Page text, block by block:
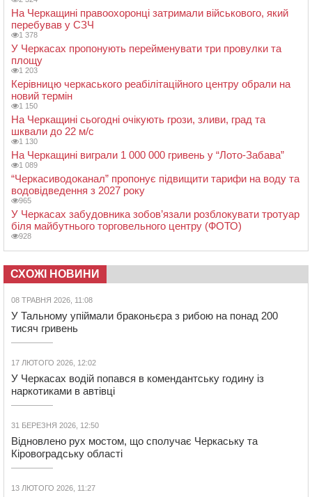
На Черкащині правоохоронці затримали військового, який
перебував у СЗЧ
1 378
У Черкасах пропонують перейменувати три провулки та
площу
1 203
Керівницю черкаського реабілітаційного центру обрали на
новий термін
1 150
На Черкащині сьогодні очікують грози, зливи, град та
шквали до 22 м/с
1 130
На Черкащині виграли 1 000 000 гривень у “Лото-Забава”
1 089
“Черкасиводоканал” пропонує підвищити тарифи на воду та
водовідведення з 2027 року
965
У Черкасах забудовника зобов’язали розблокувати тротуар
біля майбутнього торговельного центру (ФОТО)
928
СХОЖІ НОВИНИ
08 ТРАВНЯ 2026, 11:08
У Тальному упіймали браконьєра з рибою на понад 200
тисяч гривень
17 ЛЮТОГО 2026, 12:02
У Черкасах водій попався в комендантську годину із
наркотиками в автівці
31 БЕРЕЗНЯ 2026, 12:50
Відновлено рух мостом, що сполучає Черкаську та
Кіровоградську області
13 ЛЮТОГО 2026, 11:27